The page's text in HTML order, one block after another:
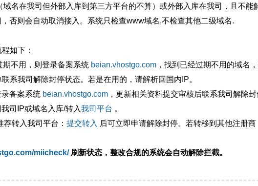
名在我司但外部入库到第三方平台的不算）或外部入库在我司，且不能
否则会自动取消接入。系统只检查www域名,不检查其他二级域名.
如下：
不用，则登录备案系统 beian.vhostgo.com ，找到已经过期不用的域名
系我司解除封停状态。若是在用的，请解析回国内IP。
备案系统 beian.vhostgo.com ，更新相关资料提交审核后联系我司解除封
司IP或域名入库/转入我司平台 。
转入我司平台： 提交转入 后可立即申请解除封停。若转移到其他注册商
miicheck/刷新状态，整改合规的系统会自动解除拦截。